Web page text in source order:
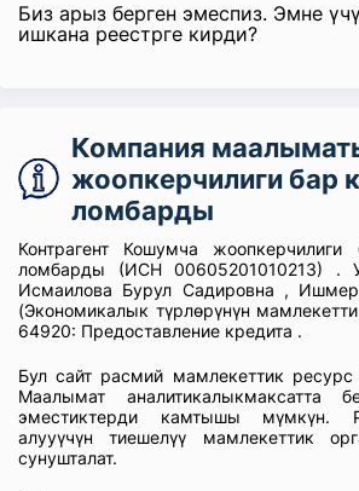
Биз арыз берген эмеспиз. Эмне
ишкана реестрге кирди?
Компания
жоопкерчилиги бар
ломбарды
Контрагент Кошумча
ломбарды (ИСН 00605201010213) .
Исмаилова Бурул Садировна ,
(Экономикалык түрлөрүнүн
64920: Предоставление кредита .
Бул сайт расмий мамлекеттик ресурс
Маалымат аналитикалыкмаксатта
эместиктерди камтышы мүмкүн.
алууүчүн тиешелүү мамлекеттик
сунушталат.